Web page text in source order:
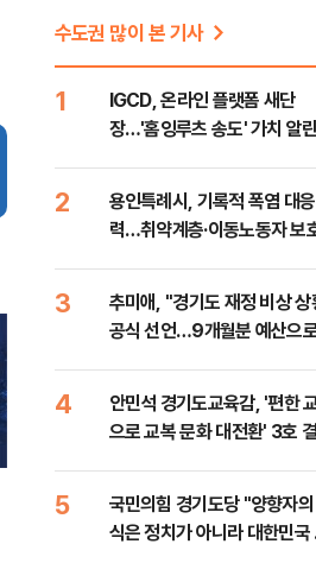
수도권 많이 본 기사
1
IGCD, 온라인 플랫폼 새단
장…'홈잉루츠 송도' 가치 알
2
용인특례시, 기록적 폭염 대
력…취약계층·이동노동자 보
3
추미애, "경기도 재정 비상
공식 선언…9개월분 예산으
4
안민석 경기도교육감, '편한
으로 교복 문화 대전환' 3호
5
국민의힘 경기도당 "양향자
식은 정치가 아니라 대한민국